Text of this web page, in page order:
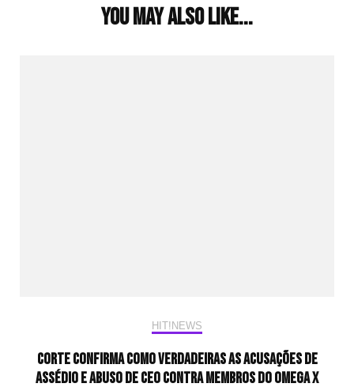
You may also like...
HIT!NEWS
Corte confirma como verdadeiras as acusações de
assédio e abuso de CEO contra membros do OMEGA X